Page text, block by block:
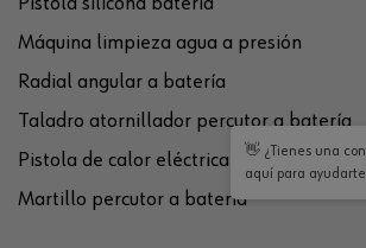
Máquina limpieza agua a presión
Radial angular a batería
Taladro atornillador percutor a batería
Pistola de calor eléctrica
Martillo percutor a batería
👋 ¿Tienes una
aquí para